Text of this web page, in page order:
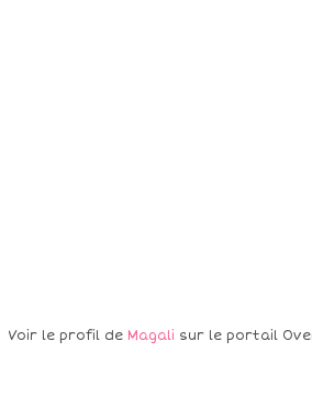
Voir le profil de Magali sur le portail